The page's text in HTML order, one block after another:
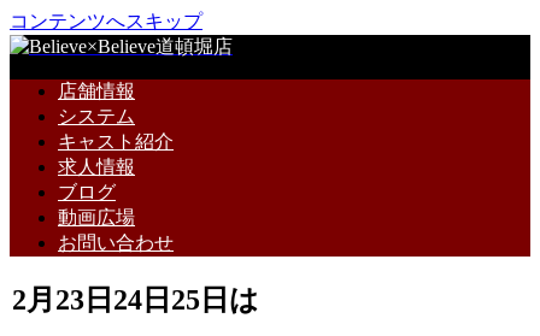
コンテンツへスキップ
店舗情報
システム
キャスト紹介
求人情報
ブログ
動画広場
お問い合わせ
2月23日24日25日は